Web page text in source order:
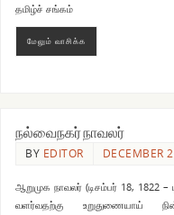
தமிழ்ச் சங்கம்
மேலும் வாசிக்க
நல்வைநகர் நாவலர்
BY EDITOR DECEMBER
ஆறுமுக நாவலர் (டிசம்பர் 18, 1822
வளர்வதற்கு உறுதுணையாய்